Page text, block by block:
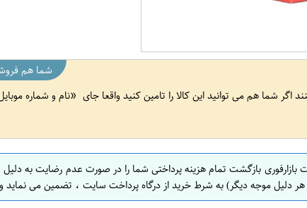
شما هم
اگر شما هم می توانید این کالا را تامین کنید واقعا جای
نام و شماره
بازارفوری بازگشت تمام هزینه پرداختی شما را در صورت عدم رضایت به
دلیل موجه دیگر) به شرط خرید از درگاه پرداخت سایت ، تضمین می نماید